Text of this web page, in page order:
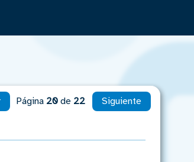
Página 20 de 22 Siguiente